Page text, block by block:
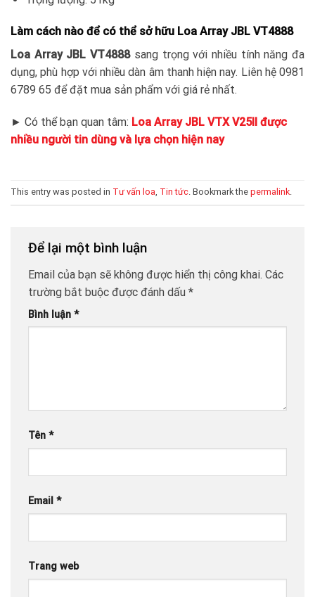
Làm cách nào để có thể sở hữu Loa Array JBL VT4888
Loa Array JBL VT4888sang trọng với nhiều tính năng đa
dụng, phù hợp với nhiều dàn âm thanh hiện nay. Liên hệ 0981
6789 65 để đặt mua sản phẩm với giá rẻ nhất.
► Có thể bạn quan tâm: Loa Array JBL VTX V25II được
nhiều người tin dùng và lựa chọn hiện nay
This entry was posted in Tư vấn loa, Tin tức. Bookmark the permalink.
Để lại một bình luận
Email của bạn sẽ không được hiển thị công khai. Các
trường bắt buộc được đánh dấu *
Bình luận *
Tên *
Email *
Trang web